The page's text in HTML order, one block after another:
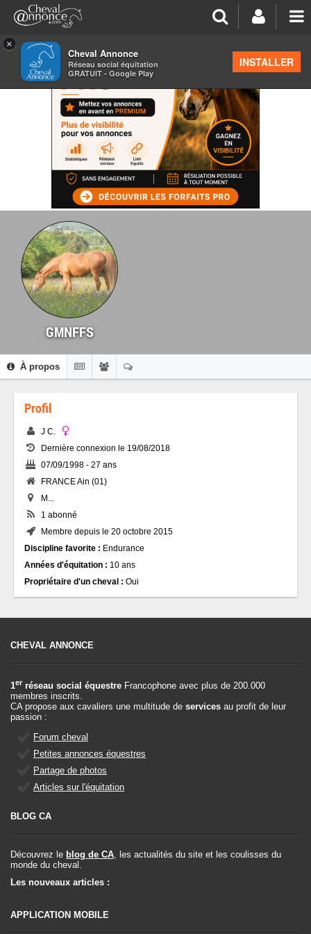
×
Cheval Annonce
Réseau social équitation
GRATUIT - Google Play
INSTALLER
GMNFFS
À propos
Profil
J C.
Dernière connexion le 19/08/2018
07/09/1998 - 27 ans
FRANCE Ain (01)
M...
1 abonné
Membre depuis le 20 octobre 2015
Discipline favorite : Endurance
Années d'équitation : 10 ans
Propriétaire d'un cheval : Oui
CHEVAL ANNONCE
1er réseau social équestre Francophone avec plus de 200.000
membres inscrits.
CA propose aux cavaliers une multitude de services au profit de leur
passion :
Forum cheval
Petites annonces équestres
Partage de photos
Articles sur l'équitation
BLOG CA
Découvrez le blog de CA, les actualités du site et les coulisses du
monde du cheval.
Les nouveaux articles :
APPLICATION MOBILE